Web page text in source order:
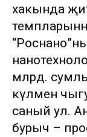
хакында
млрд.
күләменә
саный ул.
бурыч –